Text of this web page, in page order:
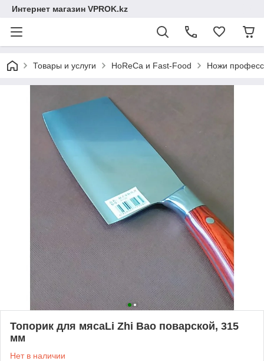
Интернет магазин VPROK.kz
Товары и услуги HoReCa и Fast-Food Ножи
Топорик для мясаLi Zhi Bao поварской, 315
мм
Нет в наличии